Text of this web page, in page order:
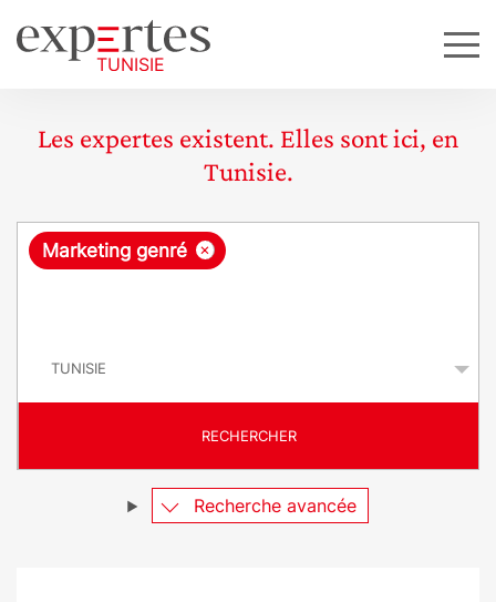
Les expertes existent. Elles sont ici, en
Tunisie.
R
ê
e
×
Marketing genré
RECHERCHER
Recherche avancée